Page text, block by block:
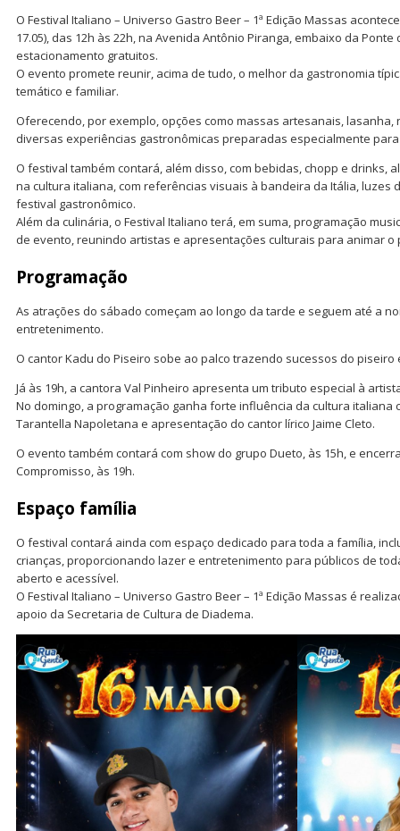
O Festival Italiano – Universo Gastro Beer – 1ª Edição Massas
17.05), das 12h às 22h, na Avenida Antônio Piranga, embaixo da
estacionamento gratuitos.
O evento promete reunir, acima de tudo, o melhor da gastronomia
temático e familiar.
Oferecendo, por exemplo, opções como massas artesanais, lasanha,
diversas experiências gastronômicas preparadas especialmente
O festival também contará, além disso, com bebidas, chopp e drinks,
na cultura italiana, com referências visuais à bandeira da Itália, luzes
festival gastronômico.
Além da culinária, o Festival Italiano terá, em suma, programação
de evento, reunindo artistas e apresentações culturais para animar o
Programação
As atrações do sábado começam ao longo da tarde e seguem até a
entretenimento.
O cantor Kadu do Piseiro sobe ao palco trazendo sucessos do piseiro
Já às 19h, a cantora Val Pinheiro apresenta um tributo especial à
No domingo, a programação ganha forte influência da cultura italiana
Tarantella Napoletana e apresentação do cantor lírico Jaime Cleto.
O evento também contará com show do grupo Dueto, às 15h, e
Compromisso, às 19h.
Espaço família
O festival contará ainda com espaço dedicado para toda a família,
crianças, proporcionando lazer e entretenimento para públicos de
aberto e acessível.
O Festival Italiano – Universo Gastro Beer – 1ª Edição Massas é
apoio da Secretaria de Cultura de Diadema.